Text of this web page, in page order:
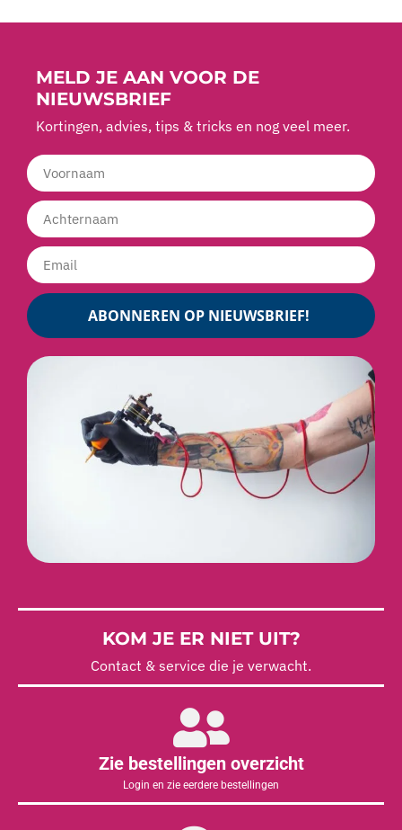
MELD JE AAN VOOR DE
NIEUWSBRIEF
Kortingen, advies, tips & tricks en nog veel meer.
ABONNEREN OP NIEUWSBRIEF!
KOM JE ER NIET UIT?
Contact & service die je verwacht.
Zie bestellingen overzicht
Login en zie eerdere bestellingen